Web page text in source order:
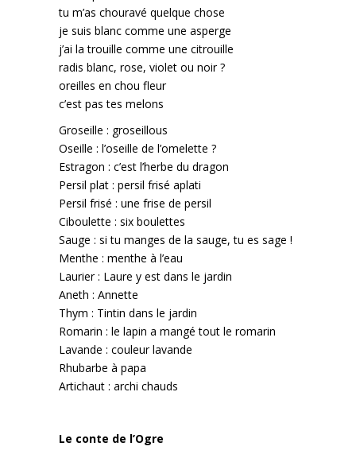
tu m’as chouravé quelque chose
je suis blanc comme une asperge
j’ai la trouille comme une citrouille
radis blanc, rose, violet ou noir ?
oreilles en chou fleur
c’est pas tes melons
Groseille : groseillous
Oseille : l’oseille de l’omelette ?
Estragon : c’est l’herbe du dragon
Persil plat : persil frisé aplati
Persil frisé : une frise de persil
Ciboulette : six boulettes
Sauge : si tu manges de la sauge, tu es sage !
Menthe : menthe à l’eau
Laurier : Laure y est dans le jardin
Aneth : Annette
Thym : Tintin dans le jardin
Romarin : le lapin a mangé tout le romarin
Lavande : couleur lavande
Rhubarbe à papa
Artichaut : archi chauds
Le conte de l’Ogre